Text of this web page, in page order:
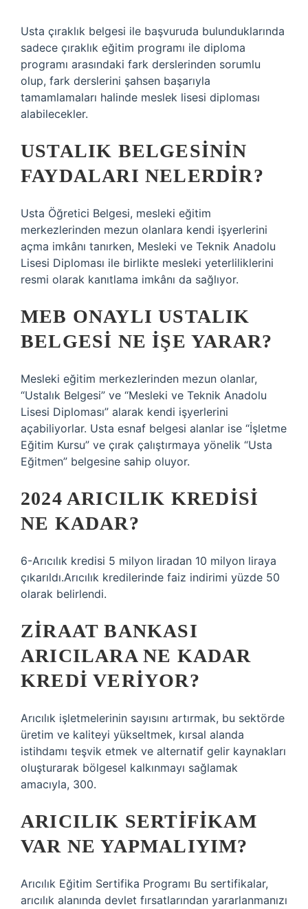
Usta çıraklık belgesi ile başvuruda bulunduklarında
sadece çıraklık eğitim programı ile diploma
programı arasındaki fark derslerinden sorumlu
olup, fark derslerini şahsen başarıyla
tamamlamaları halinde meslek lisesi diploması
alabilecekler.
USTALIK BELGESININ
FAYDALARI NELERDIR?
Usta Öğretici Belgesi, mesleki eğitim
merkezlerinden mezun olanlara kendi işyerlerini
açma imkânı tanırken, Mesleki ve Teknik Anadolu
Lisesi Diploması ile birlikte mesleki yeterliliklerini
resmi olarak kanıtlama imkânı da sağlıyor.
MEB ONAYLI USTALIK
BELGESI NE IŞE YARAR?
Mesleki eğitim merkezlerinden mezun olanlar,
“Ustalık Belgesi” ve “Mesleki ve Teknik Anadolu
Lisesi Diploması” alarak kendi işyerlerini
açabiliyorlar. Usta esnaf belgesi alanlar ise “İşletme
Eğitim Kursu” ve çırak çalıştırmaya yönelik “Usta
Eğitmen” belgesine sahip oluyor.
2024 ARICILIK KREDISI
NE KADAR?
6-Arıcılık kredisi 5 milyon liradan 10 milyon liraya
çıkarıldı.Arıcılık kredilerinde faiz indirimi yüzde 50
olarak belirlendi.
ZIRAAT BANKASI
ARICILARA NE KADAR
KREDI VERIYOR?
Arıcılık işletmelerinin sayısını artırmak, bu sektörde
üretim ve kaliteyi yükseltmek, kırsal alanda
istihdamı teşvik etmek ve alternatif gelir kaynakları
oluşturarak bölgesel kalkınmayı sağlamak
amacıyla, 300.
ARICILIK SERTIFIKAM
VAR NE YAPMALIYIM?
Arıcılık Eğitim Sertifika Programı Bu sertifikalar,
arıcılık alanında devlet fırsatlarından yararlanmanızı